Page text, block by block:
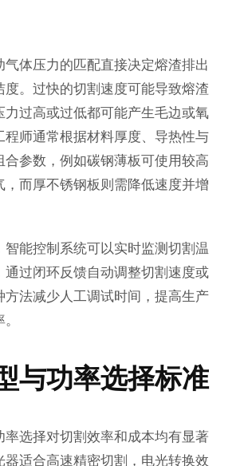
气体压力的匹配直接决定熔渣排出
度。过快的切割速度可能导致熔渣
力过高或过低都可能产生毛边或氧
程师通常根据材料厚度、导热性与
合参数，例如碳钢薄板可使用较高
，而厚不锈钢板则需降低速度并增
智能控制系统可以实时监测切割温
通过闭环反馈自动调整切割速度或
方法减少人工调试时间，提高生产
与功率选择标准
率选择对切割效率和成本均有显著
器适合高速精密切割，电光转换效